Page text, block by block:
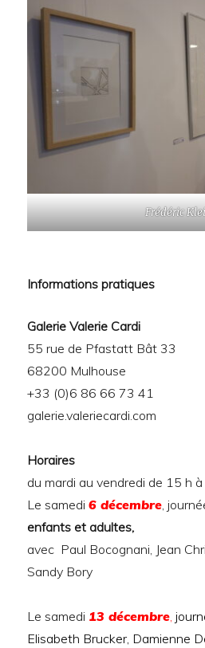
Frédéric
Informations pratiques
Galerie Valerie Cardi
55 rue de Pfastatt Bât 33
68200 Mulhouse
+33 (0)6 86 66 73 41
galerie.valeriecardi.com
Horaires
du mardi au vendredi de 15 h
Le samedi6 décembre,
enfants et adultes,
avec Paul Bocognani, Jean
Sandy Bory
Le samedi 13 décembre,
Elisabeth Brucker, Damienne